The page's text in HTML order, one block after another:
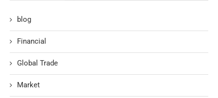
blog
Financial
Global Trade
Market